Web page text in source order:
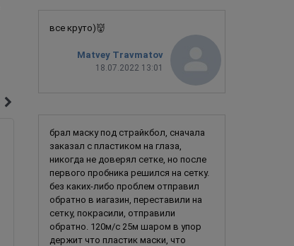
Новинка
Matvey Travmatov
18.07.2022 13:01
все круто)👹
брал маску под страйкбол, сначала
заказал с пластиком на глаза,
никогда не доверял сетке, но после
первого пробника решился на сетку.
без каких-либо проблем отправил
обратно в иагазин, переставили на
сетку, покрасили, отправили
обратно. 120м/с 25м шаром в упор
держит что пластик маски, что